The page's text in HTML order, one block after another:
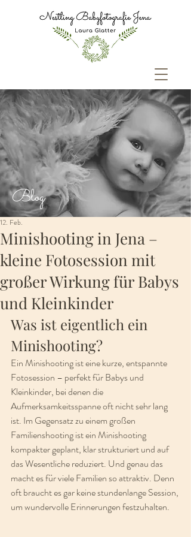
Blog
Minishooting in Jena –
kleine Fotosession mit
großer Wirkung für Babys
und Kleinkinder
12. Feb.
Was ist eigentlich ein
Minishooting?
Ein Minishooting ist eine kurze, entspannte
Fotosession – perfekt für Babys und
Kleinkinder, bei denen die
Aufmerksamkeitsspanne oft nicht sehr lang
ist. Im Gegensatz zu einem großen
Familienshooting ist ein Minishooting
kompakter geplant, klar strukturiert und auf
das Wesentliche reduziert. Und genau das
macht es für viele Familien so attraktiv. Denn
oft braucht es gar keine stundenlange Session,
um wundervolle Erinnerungen festzuhalten.